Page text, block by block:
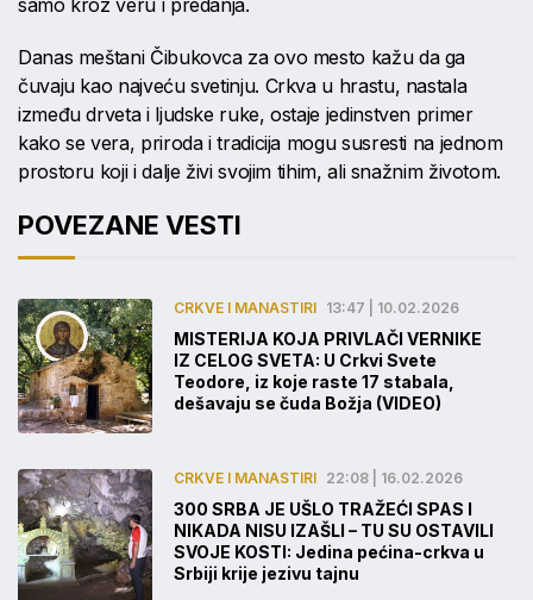
samo kroz veru i predanja.
Danas meštani Čibukovca za ovo mesto kažu da ga
čuvaju kao najveću svetinju. Crkva u hrastu, nastala
između drveta i ljudske ruke, ostaje jedinstven primer
kako se vera, priroda i tradicija mogu susresti na jednom
prostoru koji i dalje živi svojim tihim, ali snažnim životom.
POVEZANE VESTI
CRKVE I MANASTIRI 13:47 | 10.02.2026
MISTERIJA KOJA PRIVLAČI VERNIKE
IZ CELOG SVETA: U Crkvi Svete
Teodore, iz koje raste 17 stabala,
dešavaju se čuda Božja (VIDEO)
CRKVE I MANASTIRI 22:08 | 16.02.2026
300 SRBA JE UŠLO TRAŽEĆI SPAS I
NIKADA NISU IZAŠLI – TU SU OSTAVILI
SVOJE KOSTI: Jedina pećina-crkva u
Srbiji krije jezivu tajnu